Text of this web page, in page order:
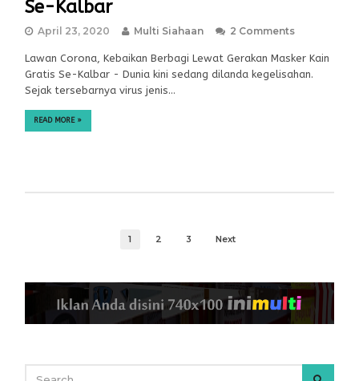
Se-Kalbar
April 23, 2020 Multi Siahaan 2 Comments
Lawan Corona, Kebaikan Berbagi Lewat Gerakan Masker Kain
Gratis Se-Kalbar - Dunia kini sedang dilanda kegelisahan.
Sejak tersebarnya virus jenis…
READ MORE »
1 2 3 Next